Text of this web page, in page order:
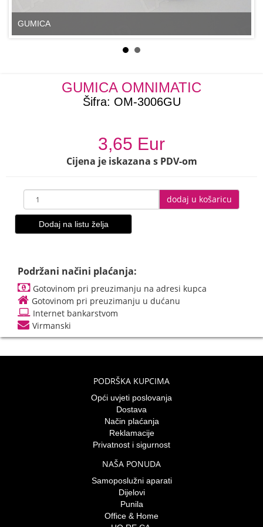
GUMICA
GUMICA OMNIMATIC
Šifra: OM-3006GU
3,65 Eur
Cijena je iskazana s PDV-om
dodaj u košaricu
Dodaj na listu želja
Podržani načini plaćanja:
Gotovinom pri preuzimanju na adresi kupca
Gotovinom pri preuzimanju u dućanu
Internet bankarstvom
Virmanski
PODRŠKA KUPCIMA
Opći uvjeti poslovanja
Dostava
Način plaćanja
Reklamacije
Privatnost i sigurnost
NAŠA PONUDA
Samoposlužni aparati
Dijelovi
Punila
Office & Home